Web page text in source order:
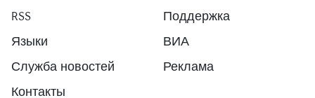
RSS
Поддержка
Языки
ВИА
Служба новостей
Реклама
Контакты